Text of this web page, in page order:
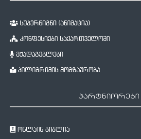
სუპერწიგნი (ანიმაცია)
კონფესიები საქართველოში
მქადაგებლები
პილიგრიმის მოგზაურობა
პარტნიორები
ონლაინ ბიბლია